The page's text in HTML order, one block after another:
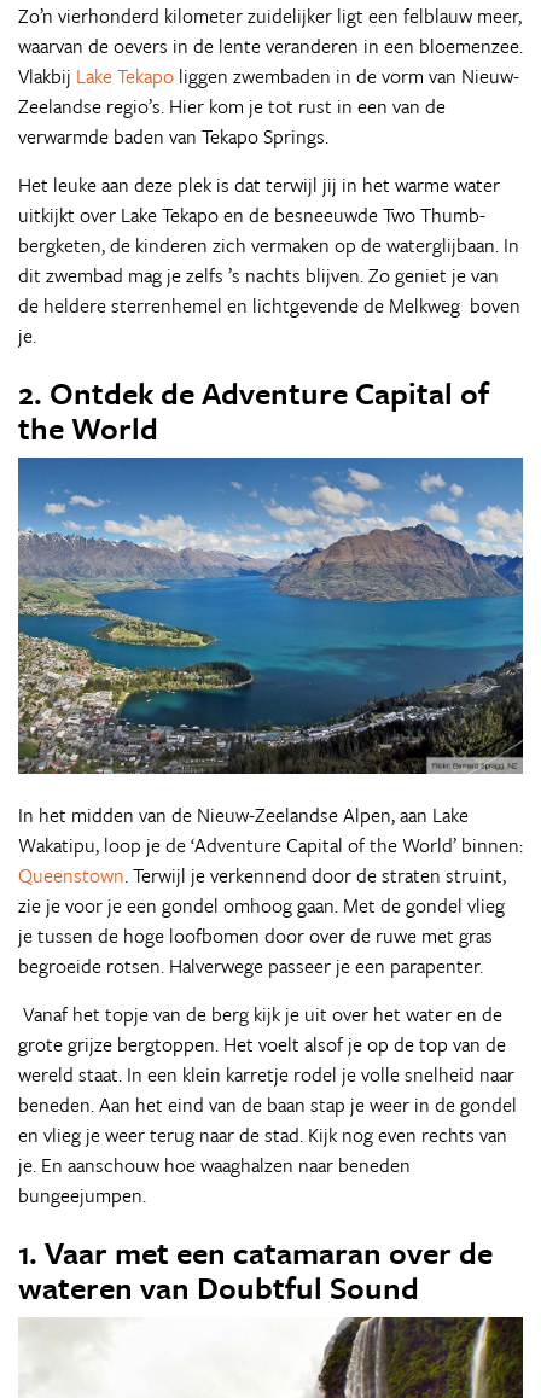
Zo’n vierhonderd kilometer zuidelijker ligt een felblauw meer,
waarvan de oevers in de lente veranderen in een bloemenzee.
Vlakbij Lake Tekapo liggen zwembaden in de vorm van Nieuw-
Zeelandse regio’s. Hier kom je tot rust in een van de
verwarmde baden van Tekapo Springs.
Het leuke aan deze plek is dat terwijl jij in het warme water
uitkijkt over Lake Tekapo en de besneeuwde Two Thumb-
bergketen, de kinderen zich vermaken op de waterglijbaan. In
dit zwembad mag je zelfs ’s nachts blijven. Zo geniet je van
de heldere sterrenhemel en lichtgevende de Melkweg boven
je.
2. Ontdek de Adventure Capital of
the World
In het midden van de Nieuw-Zeelandse Alpen, aan Lake
Wakatipu, loop je de ‘Adventure Capital of the World’ binnen:
Queenstown. Terwijl je verkennend door de straten struint,
zie je voor je een gondel omhoog gaan. Met de gondel vlieg
je tussen de hoge loofbomen door over de ruwe met gras
begroeide rotsen. Halverwege passeer je een parapenter.
Vanaf het topje van de berg kijk je uit over het water en de
grote grijze bergtoppen. Het voelt alsof je op de top van de
wereld staat. In een klein karretje rodel je volle snelheid naar
beneden. Aan het eind van de baan stap je weer in de gondel
en vlieg je weer terug naar de stad. Kijk nog even rechts van
je. En aanschouw hoe waaghalzen naar beneden
bungeejumpen.
1. Vaar met een catamaran over de
wateren van Doubtful Sound